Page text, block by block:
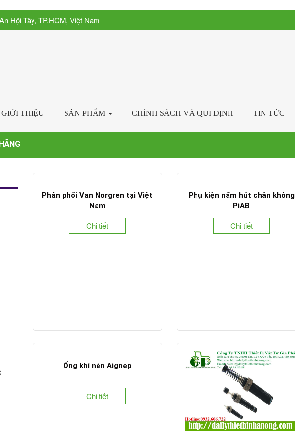
Hội Tây, TP.HCM, Việt Nam
GIỚI THIỆU SẢN PHẨM CHÍNH SÁCH VÀ QUI ĐỊNH TIN TỨC
Phân phối Van Norgren tại Việt
Nam
Chi tiết
Phụ kiện nấm hút chân không
PiAB
Chi tiết
Ống khí nén Aignep
Chi tiết